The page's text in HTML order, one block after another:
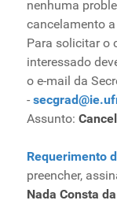
Ministério de
Ministério da
Comunicações
Ministério do
Ministério do
Ministério do
Ministério da
Secretaria-Geral
nenhuma
cancelamento
Para solicitar o
interessado
o e-mail da
-
Assunto:
Requerimento
preencher,
Nada Consta